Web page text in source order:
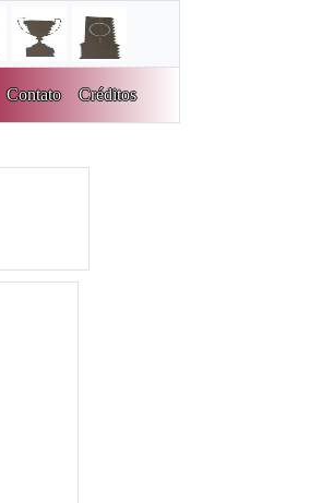
Contato Créditos